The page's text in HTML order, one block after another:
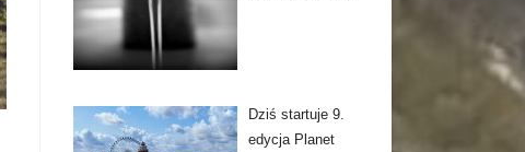
Dziś startuje 9.
edycja Planet